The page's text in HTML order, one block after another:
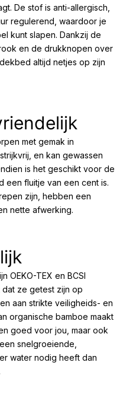
De stof is anti-allergisch,
regulerend, waardoor je
kunt slapen. Dankzij de
en de drukknopen over
altijd netjes op zijn
met gemak in
en kan gewassen
is het geschikt voor de
een fluitje van een cent is.
zijn, hebben een
nette afwerking.
OEKO-TEX en BCSI
ze getest zijn op
aan strikte veiligheids- en
organische bamboe maakt
goed voor jou, maar ook
snelgroeiende,
water nodig heeft dan